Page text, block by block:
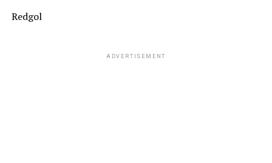
Redgol
ADVERTISEMENT